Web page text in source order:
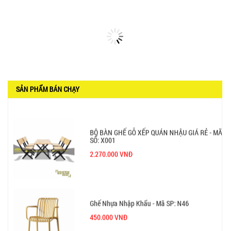
SẢN PHẨM BÁN CHẠY
BỘ BÀN GHẾ GỖ XẾP QUÁN NHẬU GIÁ RẺ - MÃ
SỐ: X001
2.270.000 VNĐ
Ghế Nhựa Nhập Khẩu - Mã SP: N46
450.000 VNĐ